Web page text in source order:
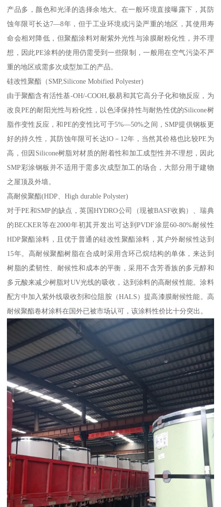
产品多，颜色和光泽的选择余地大。在一般环境直接曝露下，其防
蚀年限可长达7—8年，但于工业环境或污染严重的地区，其使用寿
命会相对降低，但聚酯涂料对耐紫外光性与涂膜耐粉化性，并不理
想，因此PE涂料的使用仍需受到一些限制，一般用在空气污染不严
重的地区或需多次成型加工的产品。
硅改性聚酯（SMP,Silicone Mobified Polyester)
由于聚酯含有活性基-OH/-COOH,极易和其它高分子化和物反应，为
改良PE的耐阳光性与粉化性，以色泽保持性与耐热性优的Silicone树
脂作变性反应，和PE的变性比可于5%—50%之间，SMP提供钢板更
好的持久性，其防蚀年限可长达lO－12年，当然其价格也比较PE为
高，但因Silicone树脂对材质的附着性和加工成型性并不理想，因此
SMP彩涂钢板并不适用于需多次成型加工的场合，大部分用于建物
之屋顶及外墙。
高耐侯聚酯(HDP、High durable Polyster)
对于PE和SMP的缺点，英国HYDRO公司（现被BASF收购）、瑞典
的BECKER等在2000年初其开发出可达到PVDF涂层60-80%耐候性
HDP聚酯涂料，且优于普通的硅改性聚酯涂料，其户外耐候性达到
15年。高耐候聚酯树脂在合成时采用含环己烷结构的单体，来达到
树脂的柔韧性、耐候性和成本的平衡，采用不含芳香族的多元醇和
多元酸来减少树脂对UV光线的吸收，达到涂料的高耐候性能。涂料
配方中加入紫外线吸收剂和位阻胺（HALS）提高漆膜耐候性能。高
耐候聚酯卷材涂料在国外已被市场认可，该涂料性价比十分突出。